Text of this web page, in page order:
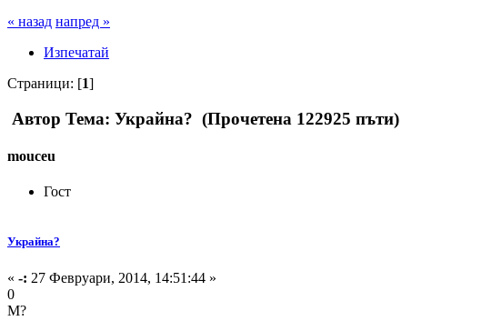
« назад напред »
Изпечатай
Страници: [1]
Автор Тема: Украйна? (Прочетена 122925 пъти)
mouceu
Гост
Украйна?
« -: 27 Февруари, 2014, 14:51:44 »
0
М?